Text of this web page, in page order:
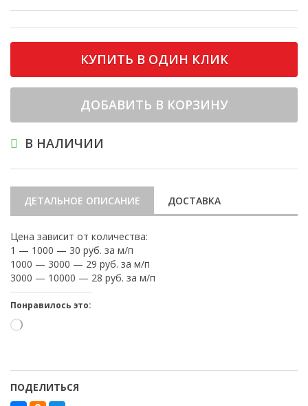
КУПИТЬ В ОДИН КЛИК
ДОБАВИТЬ В КОРЗИНУ
В НАЛИЧИИ
ДЕТАЛЬНОЕ ОПИСАНИЕ ДОСТАВКА
Цена зависит от количества:
1 — 1000 — 30 руб. за м/п
1000 — 3000 — 29 руб. за м/п
3000 — 10000 — 28 руб. за м/п
Понравилось это:
Загрузка…
ПОДЕЛИТЬСЯ